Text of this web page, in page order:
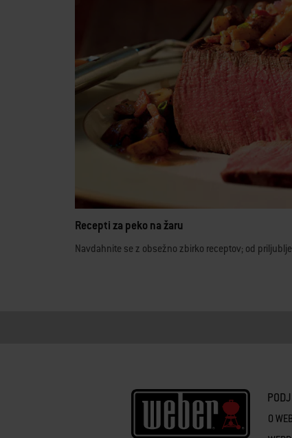
Recepti za peko na žaru
Navdahnite se z obsežno zbirko receptov; od
O